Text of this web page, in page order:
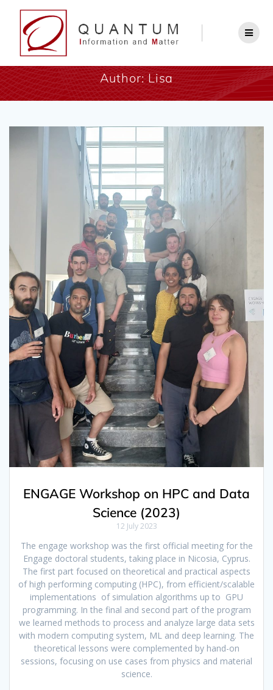
Author:Lisa
ENGAGE Workshop on HPC and Data
Science (2023)
12 July 2023
The engage workshop was the first official meeting for the
Engage doctoral students, taking place in Nicosia, Cyprus.
The first part focused on theoretical and practical aspects
of high performing computing (HPC), from efficient/scalable
implementations of simulation algorithms up to GPU
programming. In the final and second part of the program
we learned methods to process and analyze large data sets
with modern computing system, ML and deep learning. The
theoretical lessons were complemented by hand-on
sessions, focusing on use cases from physics and material
science.